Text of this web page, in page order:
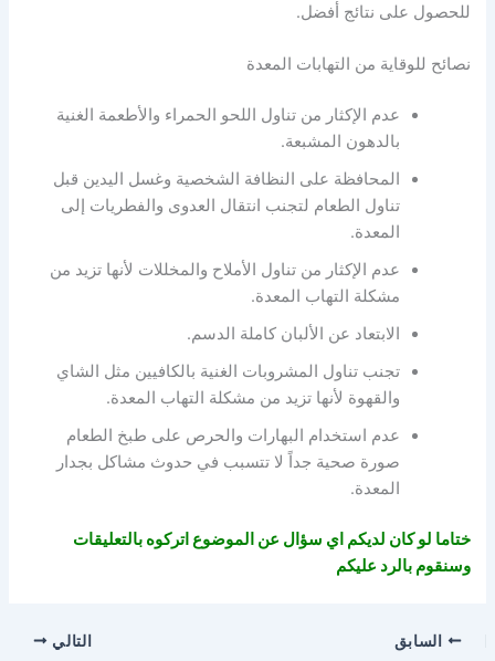
للحصول على نتائج أفضل.
نصائح للوقاية من التهابات المعدة
عدم الإكثار من تناول اللحو الحمراء والأطعمة الغنية
بالدهون المشبعة.
المحافظة على النظافة الشخصية وغسل اليدين قبل
تناول الطعام لتجنب انتقال العدوى والفطريات إلى
المعدة.
عدم الإكثار من تناول الأملاح والمخللات لأنها تزيد من
مشكلة التهاب المعدة.
الابتعاد عن الألبان كاملة الدسم.
تجنب تناول المشروبات الغنية بالكافيين مثل الشاي
والقهوة لأنها تزيد من مشكلة التهاب المعدة.
عدم استخدام البهارات والحرص على طبخ الطعام
صورة صحية جداً لا تتسبب في حدوث مشاكل بجدار
المعدة.
ختاما لو كان لديكم اي سؤال عن الموضوع اتركوه بالتعليقات
وسنقوم بالرد عليكم
السابق التالي